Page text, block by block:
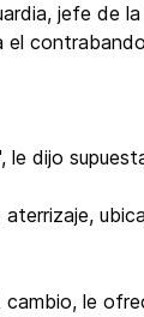
jefe de
el
le dijo
le